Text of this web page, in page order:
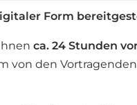
Form
ca. 24 Stunden
den